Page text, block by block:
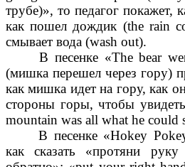
трубе)», то педагог покажет,
как пошел дождик (the rain
смывает вода (wash out).
В песенке «The bear
(мишка перешел через гору)
как мишка идет на гору, как
стороны горы, чтобы
mountain was all what he could
В песенке «Hokey
как сказать «протяни